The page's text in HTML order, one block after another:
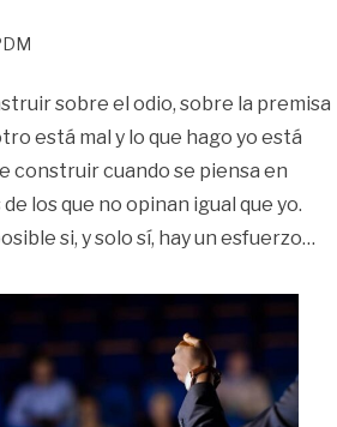
sobre el odio, sobre la premisa
está mal y lo que hago yo está
construir cuando se piensa en
los que no opinan igual que yo.
si, y solo sí, hay un esfuerzo…